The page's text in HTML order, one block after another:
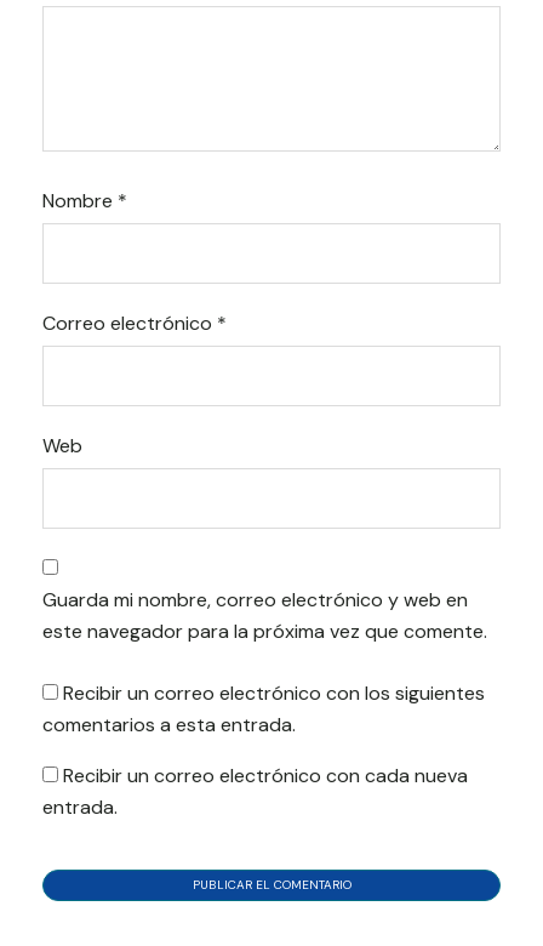
Nombre *
Correo electrónico *
Web
Guarda mi nombre, correo electrónico y web en
este navegador para la próxima vez que comente.
Recibir un correo electrónico con los siguientes
comentarios a esta entrada.
Recibir un correo electrónico con cada nueva
entrada.